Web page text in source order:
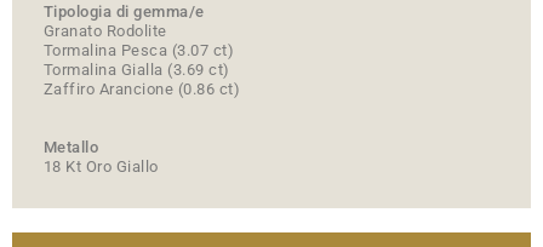
Tipologia di gemma/e
Granato Rodolite
Tormalina Pesca (3.07 ct)
Tormalina Gialla (3.69 ct)
Zaffiro Arancione (0.86 ct)
Metallo
18 Kt Oro Giallo